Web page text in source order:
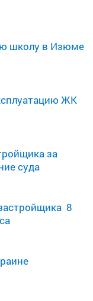
школу в Изюме
ЖК
за
суда
8